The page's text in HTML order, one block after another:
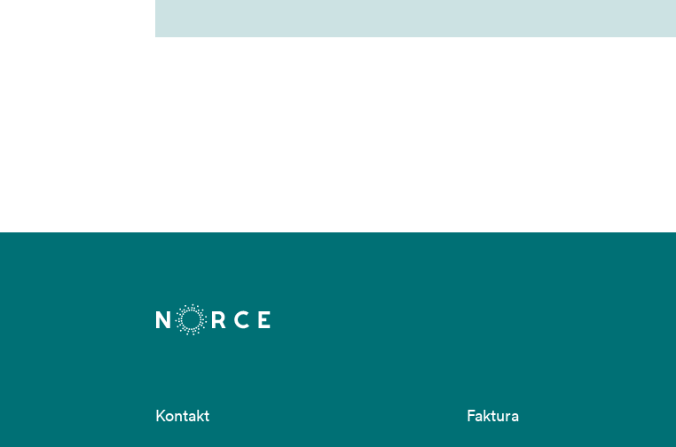
Kontakt Faktura